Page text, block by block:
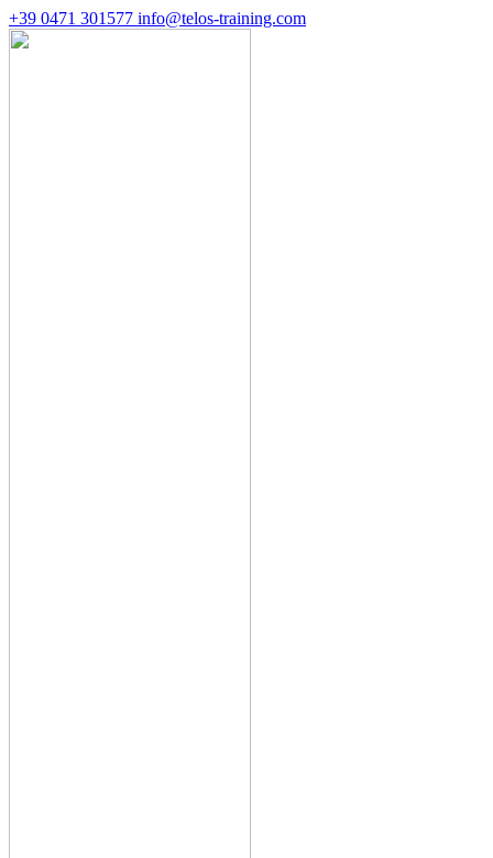
+39 0471 301577 info@telos-training.com